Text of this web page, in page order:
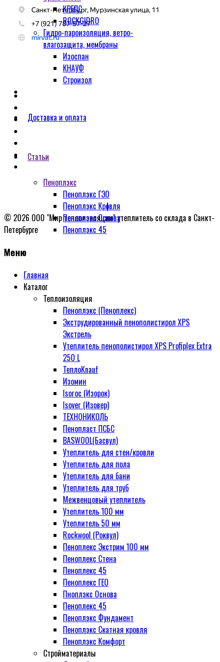
КРЕПС
ROCKGIDRO
Гидро-пароизоляция, ветро-
влагозащита, мембраны
Изоспан
КНАУФ
Строизол
Доставка и оплата
Статьи
Пеноплэкс
Пеноплэкс ГЭО
Пеноплэкс Кровля
Пеноплэкс Основа
Пеноплэкс 45
Особенности и преимущества
теплоизоляции ROCKWOOL
для строительства и
промышленности
Минеральная вата
ТеплоKnauf
Эффективная теплоизоляция:
утеплитель Теплокнауф и его
преимущества
Утеплители 50 мм и 100 мм:
как выбрать и где
использовать
Утеплитель для кровли
ТеплоKnauf: характеристики,
преимущества и цены
Утеплитель ИЗОМИН
ThermoWool: что это и зачем
он нужен
Как выбрать утеплитель для
каркасного дома
Теплоизоляционные
материалы: уютный дом без
лишних затрат
Теплоизоляция фасада:
минимизация потерь тепла и
повышение комфорта
Теплоизоляция стен:
профессиональный подход к
выбору и монтажу
Не верьте мифам о фасадном
утеплителе!
Как выбрать и купить
Теплоизоляция
Доставка и оплата
Политика конфиденциальности|Обработка персональных данных
© 2026 ООО "Мир теплоизоляции" утеплитель со склада в Санкт-
Петербурге
Меню
Главная
Каталог
Теплоизоляция
Пеноплэкс (Пеноплекс)
Экструдированный пенополистирол XPS
Экстрель
Утеплитель пенополистирол XPS Profiplex Extra
250 L
ТеплоKnauf
Изомин
Isoroc (Изорок)
Isover (Изовер)
ТЕXНОНИКОЛЬ
Пенопласт ПСБС
BASWOOL(Басвул)
Утеплитель для стен/кровли
Утеплитель для пола
Утеплитель для бани
Утеплитель для труб
Межвенцовый утеплитель
Утеплитель 100 мм
Утеплитель 50 мм
Rockwool (Роквул)
Пеноплекс Экстрим 100 мм
Пеноплекс Стена
Пеноплекс 45
Пеноплекс ГЕО
Пноплэкс Основа
Пеноплекс 45
Пеноплэкс Фундамент
Пеноплэкс Скатная кровля
Пеноплэкс Комфорт
Стройматериалы